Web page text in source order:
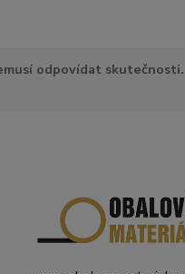
odpovídat skutečnosti.